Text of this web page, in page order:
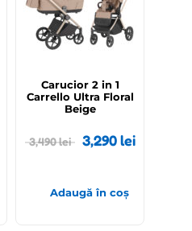
Carucior 2 in 1
Carrello Ultra Floral
Beige
3,490lei 3,290lei
Adaugă în coș